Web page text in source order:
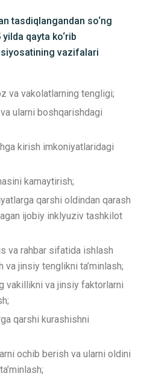
tasdiqlangandan so‘ng
qayta ko‘rib
vazifalari
va vakolatlarning tengligi;
ularni boshqarishdagi
kirish imkoniyatlaridagi
kamaytirish;
qarshi oldindan qarash
ijobiy inklyuziv tashkilot
va rahbar sifatida ishlash
va jinsiy tenglikni ta’minlash;
vakillikni va jinsiy faktorlarni
qarshi kurashishni
ochib berish va ularni oldini